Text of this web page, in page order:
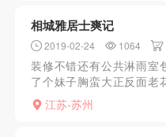
相城雅居士爽记
2019-02-24 1064
装修不错还有公共淋雨室
了个妹子胸蛮大正反面老
会出不来用胸还是不行逐
插疼妹子了哈哈前面已经
江苏-苏州